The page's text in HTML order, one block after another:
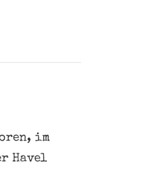
im
Havel